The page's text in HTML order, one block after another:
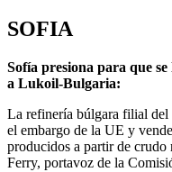
SOFIA
Sofía presiona para que
a Lukoil-Bulgaria:
La refinería búlgara filial del
el embargo de la UE y
producidos a partir de crudo
Ferry, portavoz de la